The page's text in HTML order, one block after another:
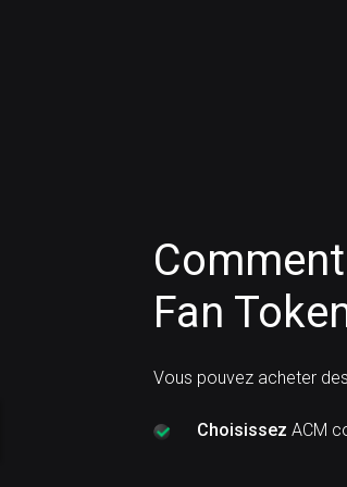
Fan
Vous pouvez acheter
Choisissez ACM